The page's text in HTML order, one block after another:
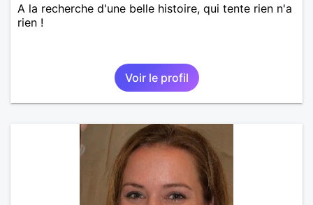
A la recherche d'une belle histoire, qui tente rien n'a
rien !
Voir le profil